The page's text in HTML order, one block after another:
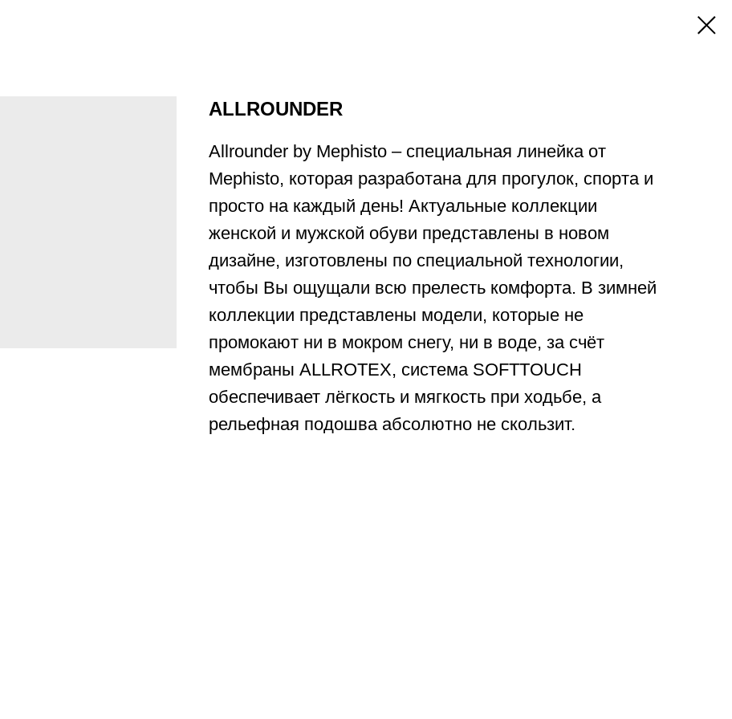
ALLROUNDER
Allrounder by Mephisto – специальная линейка от
Mephisto, которая разработана для прогулок, спорта и
просто на каждый день! Актуальные коллекции
женской и мужской обуви представлены в новом
дизайне, изготовлены по специальной технологии,
чтобы Вы ощущали всю прелесть комфорта. В зимней
коллекции представлены модели, которые не
промокают ни в мокром снегу, ни в воде, за счёт
мембраны ALLROTEX, система SOFTTOUCH
обеспечивает лёгкость и мягкость при ходьбе, а
рельефная подошва абсолютно не скользит.